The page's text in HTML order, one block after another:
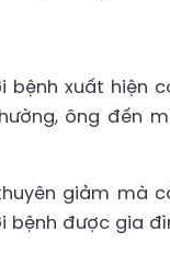
bệnh xuất hiện
ông đến
giảm mà
bệnh được gia